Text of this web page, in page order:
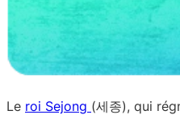
Le roi Sejong (세종), qui